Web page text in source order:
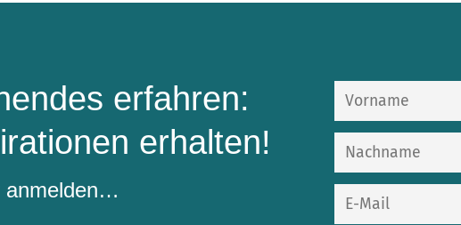
erfahren:
erhalten!
anmelden…